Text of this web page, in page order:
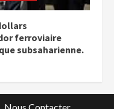
ferroviaire
subsaharienne.